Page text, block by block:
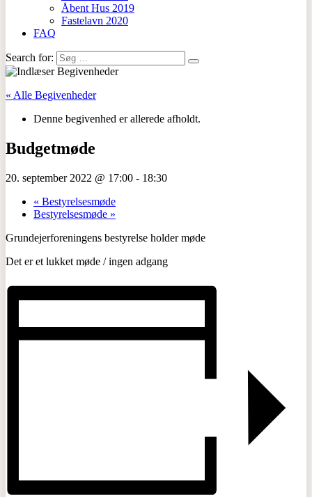
Åbent Hus 2019
Fastelavn 2020
FAQ
Search for:
« Alle Begivenheder
Denne begivenhed er allerede afholdt.
Budgetmøde
20. september 2022 @ 17:00 - 18:30
« Bestyrelsesmøde
Bestyrelsesmøde »
Grundejerforeningens bestyrelse holder møde
Det er et lukket møde / ingen adgang